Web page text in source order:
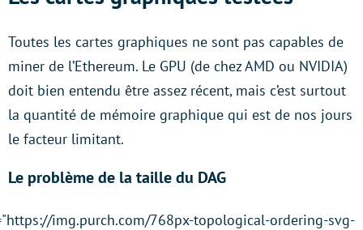
Toutes les cartes graphiques ne sont pas capables de
miner de l’Ethereum. Le GPU (de chez AMD ou NVIDIA)
doit bien entendu être assez récent, mais c’est surtout
la quantité de mémoire graphique qui est de nos jours
le facteur limitant.
Le problème de la taille du DAG
img.purch.com/768px-topological-ordering-svg-